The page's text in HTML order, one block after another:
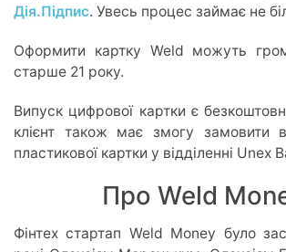
Дія.Підпис. Увесь процес займає не
Оформити картку Weld можуть
старше 21 року.
Випуск цифрової картки є
клієнт також має змогу замовити
пластикової картки у відділенні Unex
Про Weld
Фінтех стартап Weld Money було